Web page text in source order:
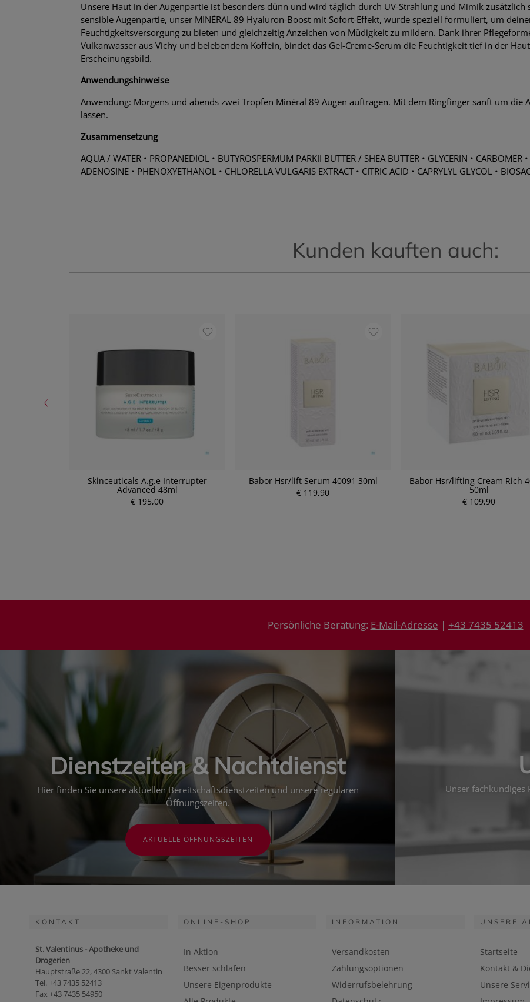
Unsere Haut in der Augenpartie ist besonders dünn und wird täglich durch UV-Strahlung und Mimik
sensible Augenpartie, unser MINÉRAL 89 Hyaluron-Boost mit Sofort-Effekt, wurde speziell formuliert, um
Feuchtigkeitsversorgung zu bieten und gleichzeitig Anzeichen von Müdigkeit zu mildern. Dank ihrer
Vulkanwasser aus Vichy und belebendem Koffein, bindet das Gel-Creme-Serum die Feuchtigkeit tief in der
Erscheinungsbild.
Anwendungshinweise
Anwendung: Morgens und abends zwei Tropfen Minéral 89 Augen auftragen. Mit dem Ringfinger sanft um die
lassen.
Zusammensetzung
AQUA / WATER • PROPANEDIOL • BUTYROSPERMUM PARKII BUTTER / SHEA BUTTER • GLYCERIN • CARBOMER
ADENOSINE • PHENOXYETHANOL • CHLORELLA VULGARIS EXTRACT • CITRIC ACID • CAPRYLYL GLYCOL •
Kunden kauften auch:
Skinceuticals A.g.e Interrupter
Advanced 48ml
€ 195,00
Babor Hsr/lift Serum 40091 30ml
€ 119,90
Babor Hsr/lifting Cream Rich
50ml
€ 109,90
P
P
Persönliche Beratung: E-Mail-Adresse | +43 7435 52413
Dienstzeiten & Nachtdienst
Hier finden Sie unsere aktuellen Bereitschaftsdienstzeiten und unsere regulären
Öffnungszeiten.
AKTUELLE ÖFFNUNGSZEITEN
Unser fachkundiges
KONTAKT
St. Valentinus - Apotheke und
Drogerien
Hauptstraße 22, 4300 Sankt Valentin
Tel. +43 7435 52413
Fax +43 7435 54950
ONLINE-SHOP
In Aktion
Besser schlafen
Unsere Eigenprodukte
INFORMATION
Versandkosten
Zahlungsoptionen
Widerrufsbelehrung
UNSERE
Startseite
Kontakt &
Unsere